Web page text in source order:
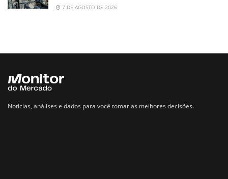
7 DE AGOSTO DE 2026
Notícias, análises e dados para você tomar as melhores decisões.